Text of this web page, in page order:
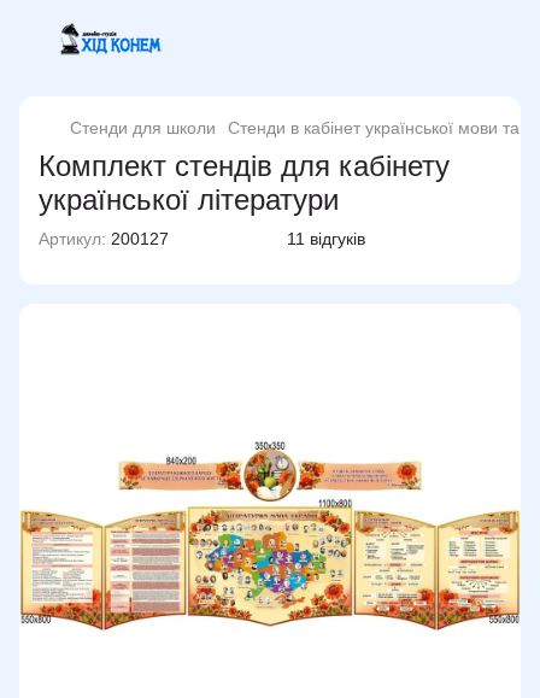
Стенди для школи Стенди в кабінет української мови та
Комплект стендів для кабінету
української літератури
Артикул: 200127 11 відгуків